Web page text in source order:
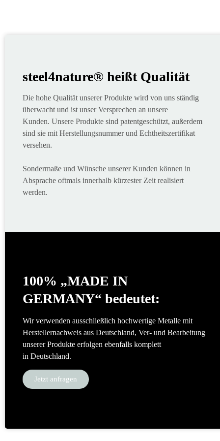
steel4nature® heißt Qualität
Die hohe Qualität unserer Produkte wird von uns ständig
überwacht und ist unser Versprechen an unsere
Kunden. Unsere Produkte sind patentgeschützt, außerdem
sind sie mit Herstellungsnummer und Echtheitszertifikat
versehen.
Sondermaße und Wünsche unserer Kunden können in
Absprache oftmals innerhalb kürzester Zeit realisiert
werden.
100% „MADE IN
GERMANY“ bedeutet:
Wir verwenden ausschließlich hochwertige Metalle mit
Herstellernachweis aus Deutschland, Ver- und Bearbeitung
unserer Produkte erfolgen ebenfalls komplett
in Deutschland.
Jetzt anfragen